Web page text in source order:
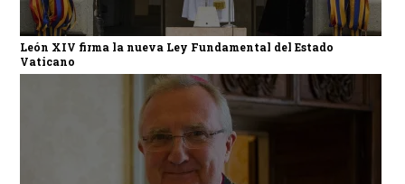
León XIV firma la nueva Ley Fundamental del Estado
Vaticano